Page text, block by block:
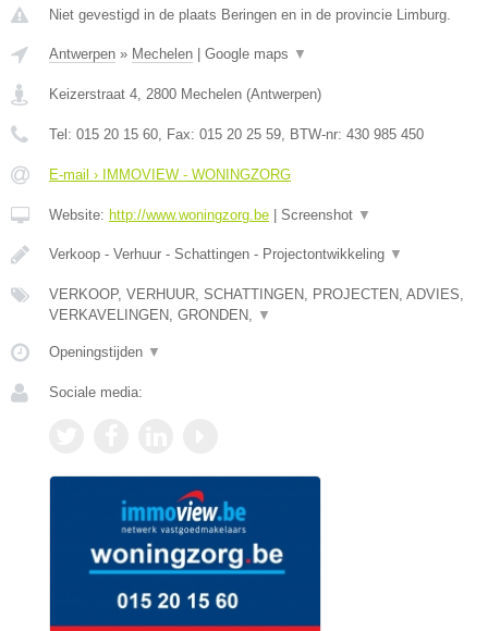
Niet gevestigd in de plaats Beringen en in de provincie Limburg.
Antwerpen » Mechelen Google maps ▼
Keizerstraat 4 2800 Mechelen (Antwerpen)
Tel: 015 20 15 60 , Fax: 015 20 25 59 , BTW-nr: 430 985 450
E-mail › IMMOVIEW - WONINGZORG
Website: http://www.woningzorg.be Screenshot ▼
Verkoop - Verhuur - Schattingen - Projectontwikkeling ▼
VERKOOP, VERHUUR, SCHATTINGEN, PROJECTEN, ADVIES,
VERKAVELINGEN, GRONDEN,
▼
Openingstijden ▼
Sociale media: